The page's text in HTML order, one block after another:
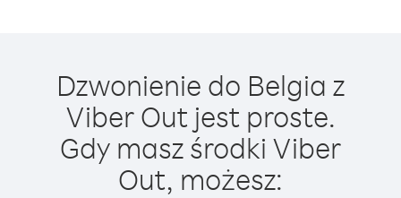
Dzwonienie do Belgia z
Viber Out jest proste.
Gdy masz środki Viber
Out, możesz: